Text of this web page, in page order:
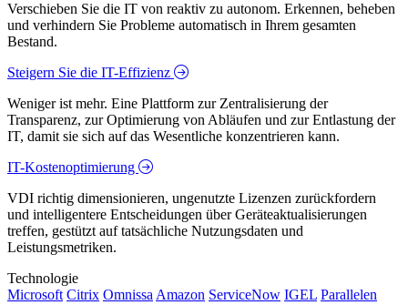
Verschieben Sie die IT von reaktiv zu autonom. Erkennen, beheben
und verhindern Sie Probleme automatisch in Ihrem gesamten
Bestand.
Steigern Sie die IT-Effizienz
Weniger ist mehr. Eine Plattform zur Zentralisierung der
Transparenz, zur Optimierung von Abläufen und zur Entlastung der
IT, damit sie sich auf das Wesentliche konzentrieren kann.
IT-Kostenoptimierung
VDI richtig dimensionieren, ungenutzte Lizenzen zurückfordern
und intelligentere Entscheidungen über Geräteaktualisierungen
treffen, gestützt auf tatsächliche Nutzungsdaten und
Leistungsmetriken.
Technologie
Microsoft Citrix Omnissa Amazon ServiceNow IGEL Parallelen